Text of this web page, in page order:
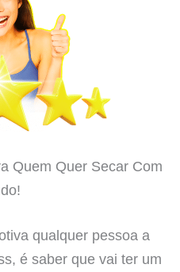
Quem Quer Secar Com
qualquer pessoa a
é saber que vai ter um